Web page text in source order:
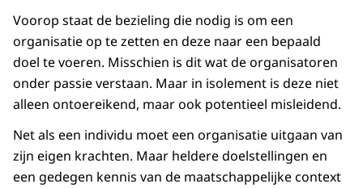
Voorop staat de bezieling die nodig is om een
organisatie op te zetten en deze naar een bepaald
doel te voeren. Misschien is dit wat de organisatoren
onder passie verstaan. Maar in isolement is deze niet
alleen ontoereikend, maar ook potentieel misleidend.
Net als een individu moet een organisatie uitgaan van
zijn eigen krachten. Maar heldere doelstellingen en
een gedegen kennis van de maatschappelijke context